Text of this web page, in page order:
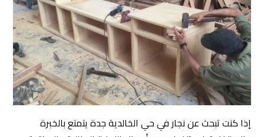
إذا كنت تبحث عن نجار في حي الخالدية جدة يتمتع بالخبرة